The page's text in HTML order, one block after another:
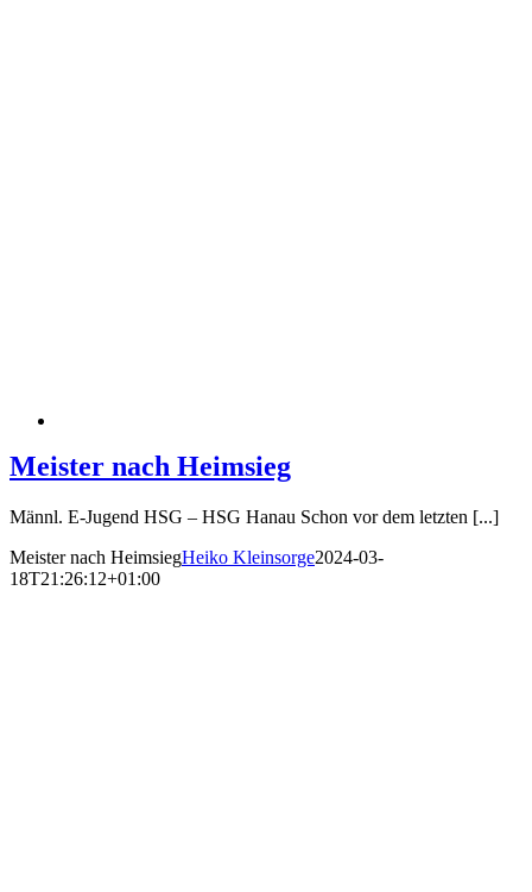
Meister nach Heimsieg
Männl. E-Jugend HSG – HSG Hanau Schon vor dem letzten [...]
Meister nach HeimsiegHeiko Kleinsorge2024-03-
18T21:26:12+01:00